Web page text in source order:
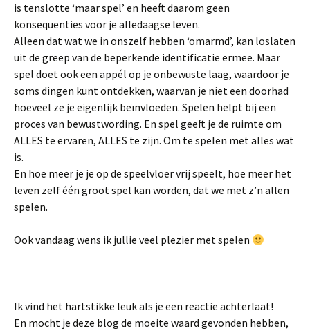
is tenslotte ‘maar spel’ en heeft daarom geen
konsequenties voor je alledaagse leven.
Alleen dat wat we in onszelf hebben ‘omarmd’, kan loslaten
uit de greep van de beperkende identificatie ermee. Maar
spel doet ook een appél op je onbewuste laag, waardoor je
soms dingen kunt ontdekken, waarvan je niet een doorhad
hoeveel ze je eigenlijk beïnvloeden. Spelen helpt bij een
proces van bewustwording. En spel geeft je de ruimte om
ALLES te ervaren, ALLES te zijn. Om te spelen met alles wat
is.
En hoe meer je je op de speelvloer vrij speelt, hoe meer het
leven zelf één groot spel kan worden, dat we met z’n allen
spelen.
Ook vandaag wens ik jullie veel plezier met spelen
Ik vind het hartstikke leuk als je een reactie achterlaat!
En mocht je deze blog de moeite waard gevonden hebben,